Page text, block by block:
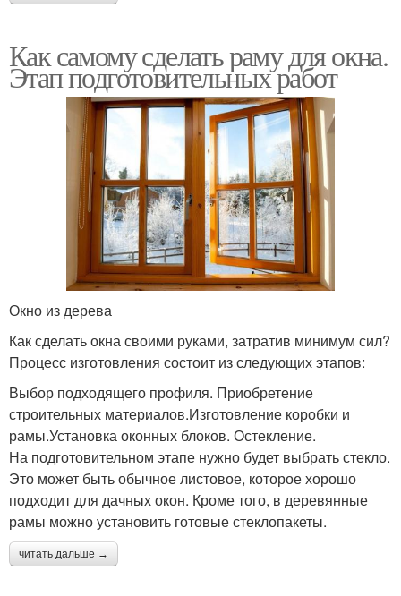
Как самому сделать раму для окна.
Этап подготовительных работ
Окно из дерева
Как сделать окна своими руками, затратив минимум сил?
Процесс изготовления состоит из следующих этапов:
Выбор подходящего профиля. Приобретение
строительных материалов.Изготовление коробки и
рамы.Установка оконных блоков. Остекление.
На подготовительном этапе нужно будет выбрать стекло.
Это может быть обычное листовое, которое хорошо
подходит для дачных окон. Кроме того, в деревянные
рамы можно установить готовые стеклопакеты.
читать дальше →